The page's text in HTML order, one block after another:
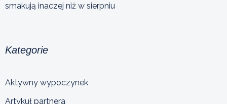
smakują inaczej niż w sierpniu
Kategorie
Aktywny wypoczynek
Artykuł partnera